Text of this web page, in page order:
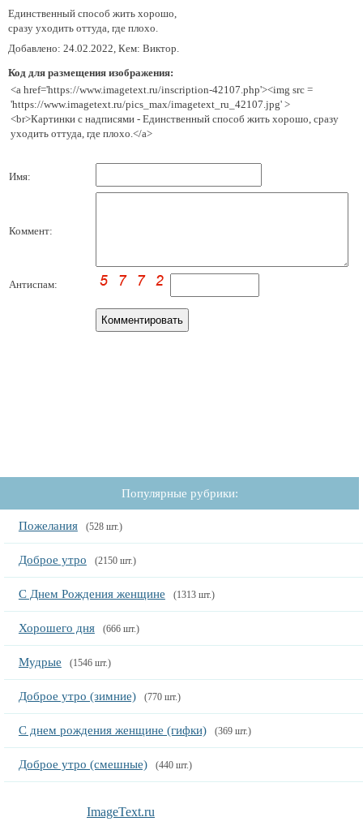
Единственный способ жить хорошо,
сразу уходить оттуда, где плохо.
Добавлено: 24.02.2022, Кем: Виктор.
Код для размещения изображения:
<a href='https://www.imagetext.ru/inscription-42107.php'><img src =
'https://www.imagetext.ru/pics_max/imagetext_ru_42107.jpg' >
<br>Картинки с надписями - Единственный способ жить хорошо, сразу
уходить оттуда, где плохо.</a>
Имя:
Коммент:
Антиспам:
Популярные рубрики:
Пожелания (528 шт.)
Доброе утро (2150 шт.)
С Днем Рождения женщине (1313 шт.)
Хорошего дня (666 шт.)
Мудрые (1546 шт.)
Доброе утро (зимние) (770 шт.)
С днем рождения женщине (гифки) (369 шт.)
Доброе утро (смешные) (440 шт.)
ImageText.ru